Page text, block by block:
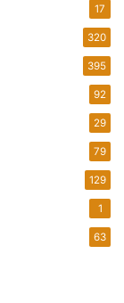
17
320
395
92
29
79
129
1
63